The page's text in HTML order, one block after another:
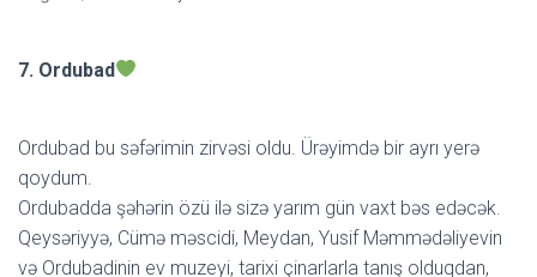
7. Ordubad
Ordubad bu səfərimin zirvəsi oldu. Ürəyimdə bir ayrı yerə
qoydum.
Ordubadda şəhərin özü ilə sizə yarım gün vaxt bəs edəcək.
Qeysəriyyə, Cümə məscidi, Meydan, Yusif Məmmədəliyevin
və Ordubadinin ev muzeyi, tarixi çinarlarla tanış olduqdan,